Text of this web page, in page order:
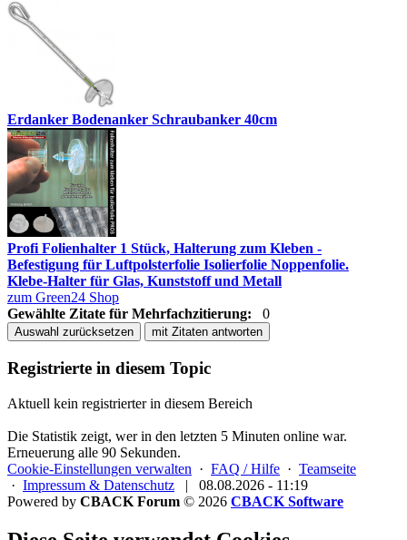
Erdanker Bodenanker Schraubanker 40cm
Profi Folienhalter 1 Stück, Halterung zum Kleben -
Befestigung für Luftpolsterfolie Isolierfolie Noppenfolie.
Klebe-Halter für Glas, Kunststoff und Metall
zum Green24 Shop
Gewählte Zitate für Mehrfachzitierung:
0
Auswahl zurücksetzen mit Zitaten antworten
Registrierte in diesem Topic
Aktuell kein registrierter in diesem Bereich
Die Statistik zeigt, wer in den letzten 5 Minuten online war.
Erneuerung alle 90 Sekunden.
Cookie-Einstellungen verwalten · FAQ / Hilfe · Teamseite
· Impressum & Datenschutz |
08.08.2026 - 11:19
Powered by CBACK Forum © 2026 CBACK Software